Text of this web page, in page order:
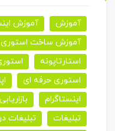
آموزش
آموزش
آموزش ساخت استوری
استارتاپونه
استوری حرفه ای
اینستاگرام
بازاریابی
تبلیغات
تبلیغات